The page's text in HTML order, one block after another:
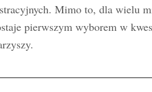
Mimo to, dla wielu
pierwszym wyborem w